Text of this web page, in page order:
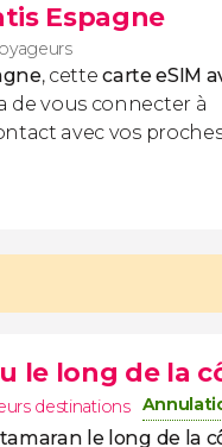
Espagne
, cettecarte eSIM
de vous connecter à
avec vos
le long de la
destinations
le long de la